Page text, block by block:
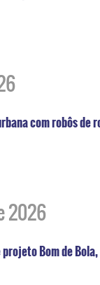
com robôs de
2026
Bom de